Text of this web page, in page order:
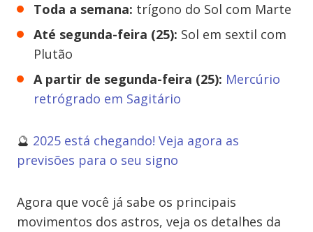
Toda a semana: trígono do Sol com Marte
Até segunda-feira (25): Sol em sextil com
Plutão
A partir de segunda-feira (25): Mercúrio
retrógrado em Sagitário
🔮 2025 está chegando! Veja agora as
previsões para o seu signo
Agora que você já sabe os principais
movimentos dos astros, veja os detalhes da